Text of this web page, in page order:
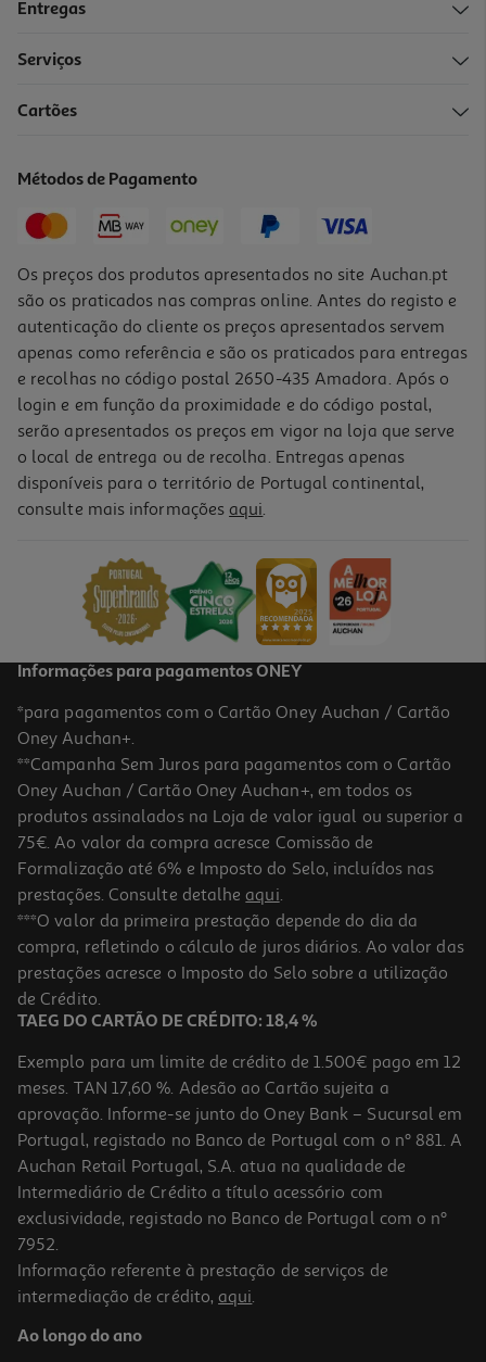
Entregas
Serviços
Cartões
Métodos de Pagamento
Os preços dos produtos apresentados no site Auchan.pt
são os praticados nas compras online. Antes do registo e
autenticação do cliente os preços apresentados servem
apenas como referência e são os praticados para entregas
e recolhas no código postal 2650-435 Amadora. Após o
login e em função da proximidade e do código postal,
serão apresentados os preços em vigor na loja que serve
o local de entrega ou de recolha. Entregas apenas
disponíveis para o território de Portugal continental,
consulte mais informações aqui.
Informações para pagamentos ONEY
*para pagamentos com o Cartão Oney Auchan / Cartão
Oney Auchan+.
**Campanha Sem Juros para pagamentos com o Cartão
Oney Auchan / Cartão Oney Auchan+, em todos os
produtos assinalados na Loja de valor igual ou superior a
75€. Ao valor da compra acresce Comissão de
Formalização até 6% e Imposto do Selo, incluídos nas
prestações. Consulte detalhe aqui.
***O valor da primeira prestação depende do dia da
compra, refletindo o cálculo de juros diários. Ao valor das
prestações acresce o Imposto do Selo sobre a utilização
de Crédito.
TAEG DO CARTÃO DE CRÉDITO: 18,4 %
Exemplo para um limite de crédito de 1.500€ pago em 12
meses. TAN 17,60 %. Adesão ao Cartão sujeita a
aprovação. Informe-se junto do Oney Bank – Sucursal em
Portugal, registado no Banco de Portugal com o nº 881. A
Auchan Retail Portugal, S.A. atua na qualidade de
Intermediário de Crédito a título acessório com
exclusividade, registado no Banco de Portugal com o nº
7952.
Informação referente à prestação de serviços de
intermediação de crédito, aqui.
Ao longo do ano